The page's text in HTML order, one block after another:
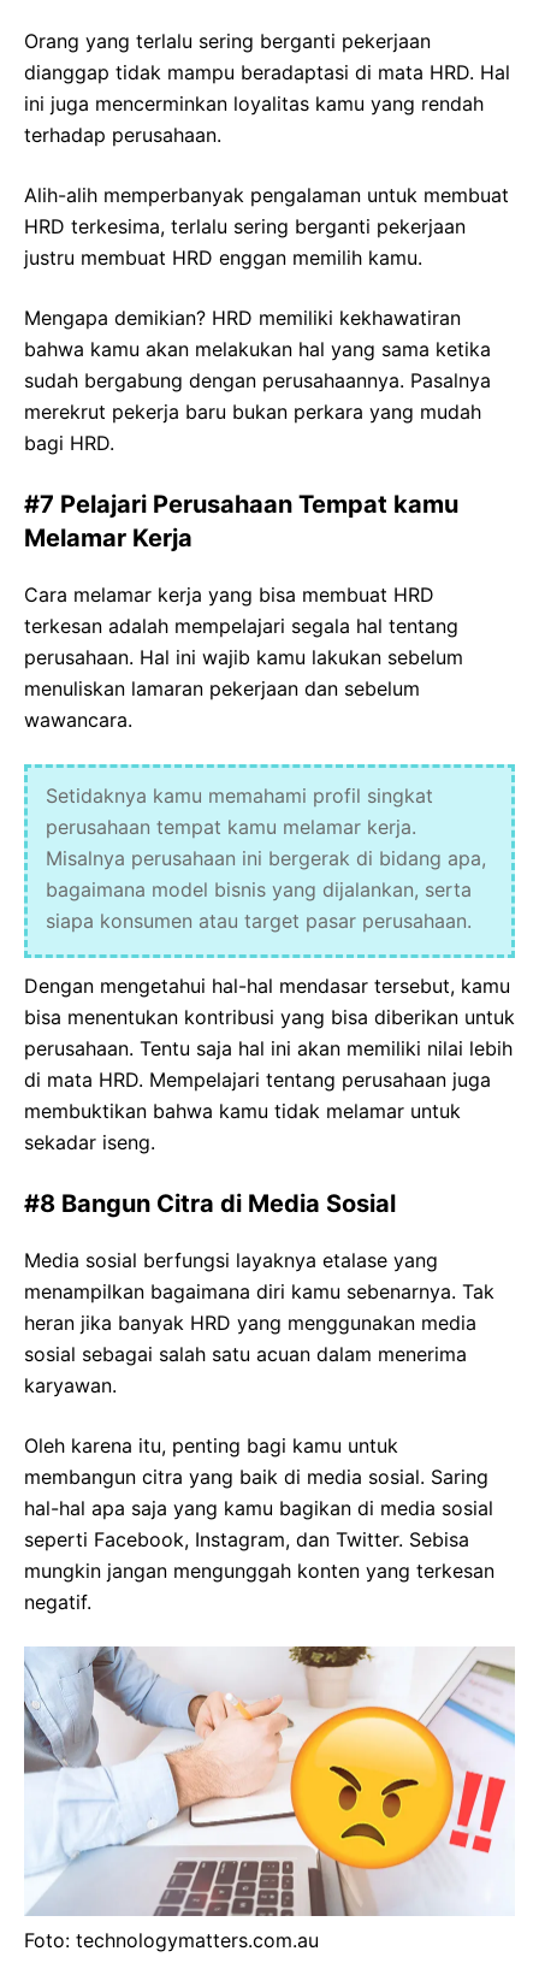
Orang yang terlalu sering berganti pekerjaan
dianggap tidak mampu beradaptasi di mata HRD. Hal
ini juga mencerminkan loyalitas kamu yang rendah
terhadap perusahaan.
Alih-alih memperbanyak pengalaman untuk membuat
HRD terkesima, terlalu sering berganti pekerjaan
justru membuat HRD enggan memilih kamu.
Mengapa demikian? HRD memiliki kekhawatiran
bahwa kamu akan melakukan hal yang sama ketika
sudah bergabung dengan perusahaannya. Pasalnya
merekrut pekerja baru bukan perkara yang mudah
bagi HRD.
#7 Pelajari Perusahaan Tempat kamu
Melamar Kerja
Cara melamar kerja yang bisa membuat HRD
terkesan adalah mempelajari segala hal tentang
perusahaan. Hal ini wajib kamu lakukan sebelum
menuliskan lamaran pekerjaan dan sebelum
wawancara.
Setidaknya kamu memahami profil singkat
perusahaan tempat kamu melamar kerja.
Misalnya perusahaan ini bergerak di bidang apa,
bagaimana model bisnis yang dijalankan, serta
siapa konsumen atau target pasar perusahaan.
Dengan mengetahui hal-hal mendasar tersebut, kamu
bisa menentukan kontribusi yang bisa diberikan untuk
perusahaan. Tentu saja hal ini akan memiliki nilai lebih
di mata HRD. Mempelajari tentang perusahaan juga
membuktikan bahwa kamu tidak melamar untuk
sekadar iseng.
#8 Bangun Citra di Media Sosial
Media sosial berfungsi layaknya etalase yang
menampilkan bagaimana diri kamu sebenarnya. Tak
heran jika banyak HRD yang menggunakan media
sosial sebagai salah satu acuan dalam menerima
karyawan.
Oleh karena itu, penting bagi kamu untuk
membangun citra yang baik di media sosial. Saring
hal-hal apa saja yang kamu bagikan di media sosial
seperti Facebook, Instagram, dan Twitter. Sebisa
mungkin jangan mengunggah konten yang terkesan
negatif.
Foto: technologymatters.com.au